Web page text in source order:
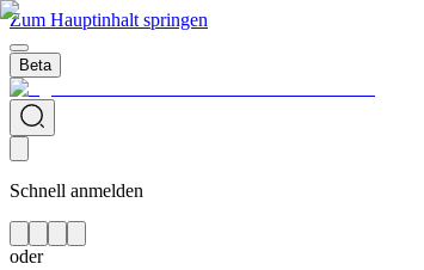
Zum Hauptinhalt springen
Beta
Schnell anmelden
oder